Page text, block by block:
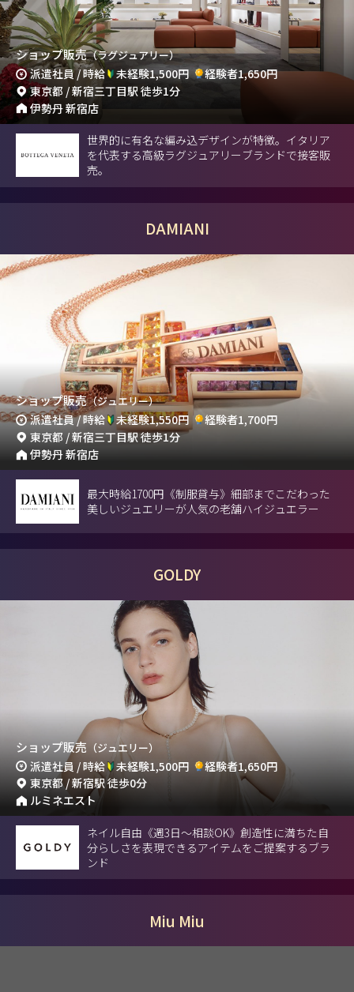
ショップ販売（ラグジュアリー）
派遣社員 / 時給 未経験1,500円
経験者1,650円
東京都 / 新宿三丁目駅 徒歩1分
伊勢丹 新宿店
世界的に有名な編み込デザインが特徴。イタリア
を代表する高級ラグジュアリーブランドで接客販
売。
DAMIANI
ショップ販売（ジュエリー）
派遣社員 / 時給 未経験1,550円
経験者1,700円
東京都 / 新宿三丁目駅 徒歩1分
伊勢丹 新宿店
最大時給1700円《制服貸与》細部までこだわった
美しいジュエリーが人気の老舗ハイジュエラー
GOLDY
ショップ販売 （ジュエリー）
派遣社員 / 時給 未経験1,500円
経験者1,650円
東京都 / 新宿駅 徒歩0分
ルミネエスト
ネイル自由《週3日～相談OK》創造性に満ちた自
分らしさを表現できるアイテムをご提案するブラ
ンド
Miu Miu